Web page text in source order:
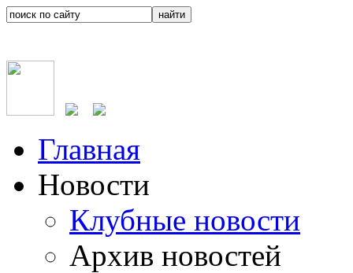
Главная
Новости
Клубные новости
Архив новостей